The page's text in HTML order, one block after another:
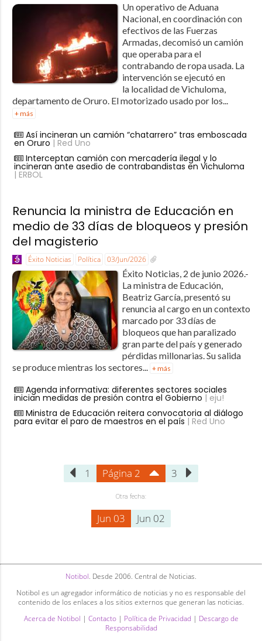
Un operativo de Aduana
Nacional, en coordinación con
efectivos de las Fuerzas
Armadas, decomisó un camión
que operaba para el
contrabando de ropa usada. La
intervención se ejecutó en
la localidad de Vichuloma,
departamento de Oruro. El motorizado usado por los...
+ más
Así incineran un camión “chatarrero” tras emboscada
en Oruro | Red Uno
Interceptan camión con mercadería ilegal y lo
incineran ante asedio de contrabandistas en Vichuloma
| ERBOL
Renuncia la ministra de Educación en
medio de 33 días de bloqueos y presión
del magisterio
Éxito Noticias Política 03/Jun/2026
Éxito Noticias, 2 de junio 2026.-
La ministra de Educación,
Beatriz García, presentó su
renuncia al cargo en un contexto
marcado por 33 días de
bloqueos que han paralizado
gran parte del país y generado
pérdidas millonarias. Su salida
se produce mientras los sectores...
+ más
Agenda informativa: diferentes sectores sociales
inician medidas de presión contra el Gobierno | eju!
Ministra de Educación reitera convocatoria al diálogo
para evitar el paro de maestros en el país | Red Uno
1 Página 2 3
Otra fecha:
Jun 03 Jun 02
Notibol. Desde 2006. Central de Noticias.
Notibol es un agregador informático de noticias y no es responsable del
contenido de los enlaces a los sitios externos que generan las noticias.
Acerca de Notibol | Contacto| Política de Privacidad | Descargo de
Responsabilidad